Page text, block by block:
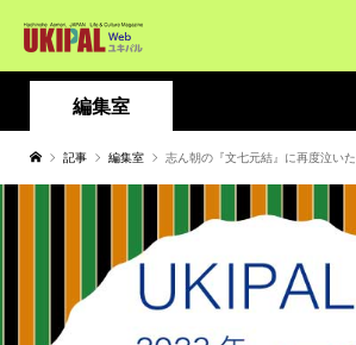
編集室
記事 編集室 志ん朝の『文七元結』に再度泣いた